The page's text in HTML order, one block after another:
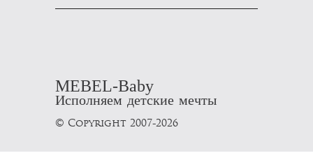
MEBEL-Baby
Исполняем детские мечты
© Copyright 2007-2026